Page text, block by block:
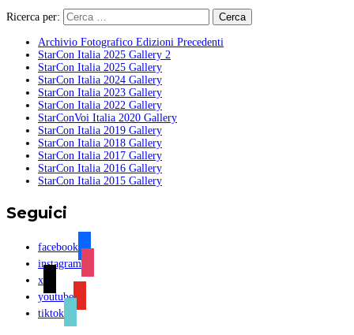
Ricerca per:
Archivio Fotografico Edizioni Precedenti
StarCon Italia 2025 Gallery 2
StarCon Italia 2025 Gallery
StarCon Italia 2024 Gallery
StarCon Italia 2023 Gallery
StarCon Italia 2022 Gallery
StarConVoi Italia 2020 Gallery
StarCon Italia 2019 Gallery
StarCon Italia 2018 Gallery
StarCon Italia 2017 Gallery
StarCon Italia 2016 Gallery
StarCon Italia 2015 Gallery
Seguici
facebook
instagram
x
youtube
tiktok